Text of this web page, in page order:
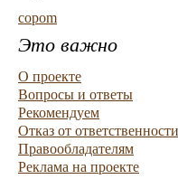
copom
Это важно
О проекте
Вопросы и ответы
Рекомендуем
Отказ от ответственности
Правообладателям
Реклама на проекте